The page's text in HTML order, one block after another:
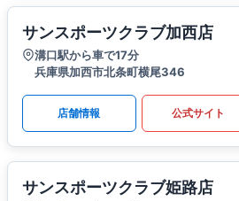
サンスポーツクラブ加西店
溝口駅から車で17分
兵庫県加西市北条町横尾346
店舗情報 公式サイト
サンスポーツクラブ姫路店